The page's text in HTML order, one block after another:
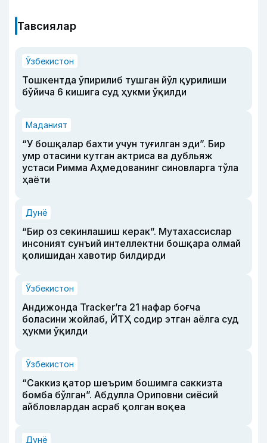
Тавсиялар
Ўзбекистон
Тошкентда ўпирилиб тушган йўл қурилиши
бўйича 6 кишига суд ҳукми ўқилди
Маданият
“У бошқалар бахти учун туғилган эди”. Бир
умр отасини кутган актриса ва дубльяж
устаси Римма Аҳмедованинг синовларга тўла
ҳаёти
Дунё
“Бир оз секинлашиш керак”. Мутахассислар
инсоният сунъий интеллектни бошқара олмай
қолишидан хавотир билдирди
Ўзбекистон
Андижонда Tracker’га 21 нафар боғча
боласини жойлаб, ЙТҲ содир этган аёлга суд
ҳукми ўқилди
Ўзбекистон
“Саккиз қатор шеърим бошимга саккизта
бомба бўлган”. Абдулла Ориповни сиёсий
айбловлардан асраб қолган воқеа
Дунё